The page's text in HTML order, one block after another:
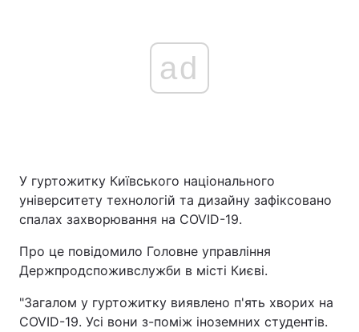
ad
У гуртожитку Київського національного
університету технологій та дизайну зафіксовано
спалах захворювання на COVID-19.
Про це повідомило Головне управління
Держпродспоживслужби в місті Києві.
"Загалом у гуртожитку виявлено п'ять хворих на
COVID-19. Усі вони з-поміж іноземних студентів.